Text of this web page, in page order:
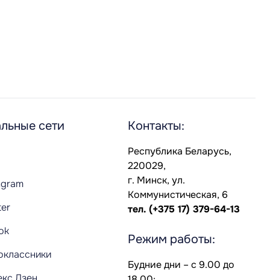
сети Контакты:
Республика Беларусь,
220029,
г. Минск, ул.
Коммунистическая, 6
тел. (+375 17) 379-64-13
Режим работы:
Будние дни – с 9.00 до